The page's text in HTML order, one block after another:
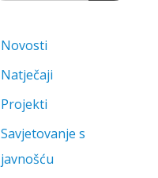
Novosti
Natječaji
Projekti
Savjetovanje s
javnošću